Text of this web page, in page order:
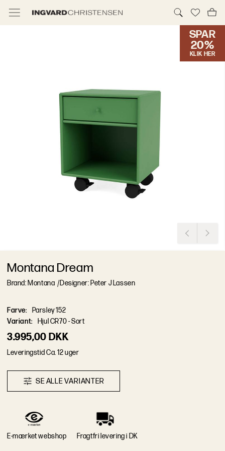
SPAR
20%
KLIK HER
3.995,00 DKK
Leveringstid Ca. 12 uger
Montana Dream
Brand: Montana /Designer: Peter J Lassen
SEALLEVAR ANTER
Farve:
Parsley 152
Variant: Hjul CR70 - Sort
E-mærket webshop Fragtfri levering i DK